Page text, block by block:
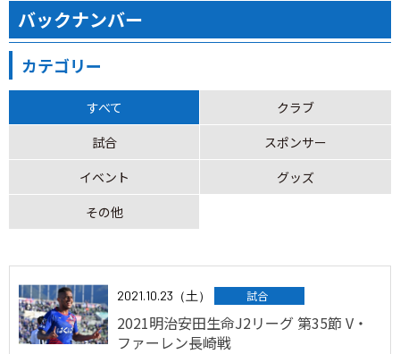
バックナンバー
カテゴリー
すべて
クラブ
試合
スポンサー
イベント
グッズ
その他
2021.10.23（土） 試合
2021明治安田生命J2リーグ 第35節 V・
ファーレン長崎戦